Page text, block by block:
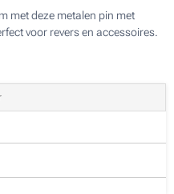
met deze metalen pin met
voor revers en accessoires.